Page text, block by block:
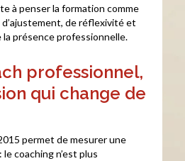
à penser la formation comme
de réflexivité et
présence professionnelle.
professionnel,
qui change de
permet de mesurer une
coaching n’est plus